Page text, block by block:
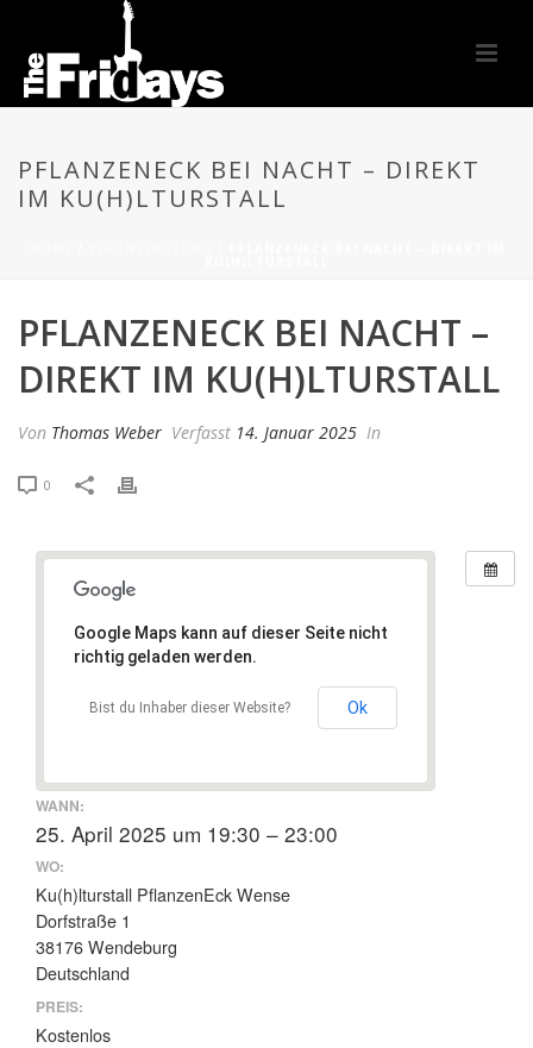
PFLANZENECK BEI NACHT – DIREKT
IM KU(H)LTURSTALL
PFLANZENECK BEI NACHT –
DIREKT IM KU(H)LTURSTALL
Von Thomas Weber Verfasst 14. Januar 2025 In
0
Google Maps kann auf dieser Seite nicht
richtig geladen werden.
Bist du Inhaber dieser Website? Ok
WANN:
25. April 2025 um 19:30 – 23:00
WO:
Ku(h)lturstall PflanzenEck Wense
Dorfstraße 1
38176 Wendeburg
Deutschland
PREIS:
Kostenlos